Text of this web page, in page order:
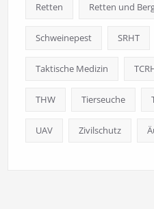
Retten Retten und
Schweinepest SRHT
Taktische Medizin
THW Tierseuche
UAV Zivilschutz